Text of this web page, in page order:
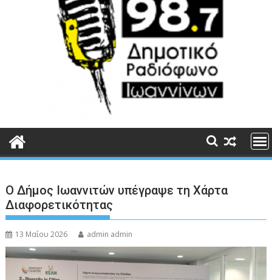
Ο Δήμος Ιωαννιτών υπέγραψε τη Χάρτα
Διαφορετικότητας
13 Μαΐου 2026 admin admin